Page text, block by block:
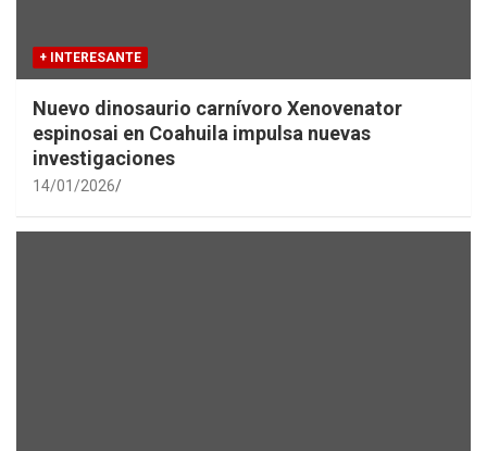
+ INTERESANTE
Nuevo dinosaurio carnívoro Xenovenator
espinosai en Coahuila impulsa nuevas
investigaciones
14/01/2026